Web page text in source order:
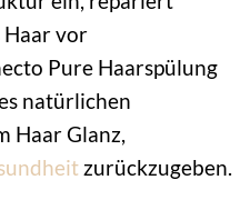
Haar vor
Pure Haarspülung
natürlichen
Haar Glanz,
zurückzugeben.